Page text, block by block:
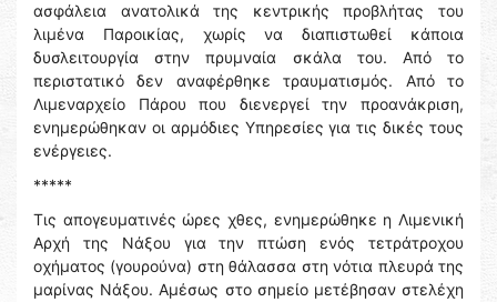
ασφάλεια ανατολικά της κεντρικής προβλήτας του
λιμένα Παροικίας, χωρίς να διαπιστωθεί κάποια
δυσλειτουργία στην πρυμναία σκάλα του. Από το
περιστατικό δεν αναφέρθηκε τραυματισμός. Από το
Λιμεναρχείο Πάρου που διενεργεί την προανάκριση,
ενημερώθηκαν οι αρμόδιες Υπηρεσίες για τις δικές τους
ενέργειες.
*****
Τις απογευματινές ώρες χθες, ενημερώθηκε η Λιμενική
Αρχή της Νάξου για την πτώση ενός τετράτροχου
οχήματος (γουρούνα) στη θάλασσα στη νότια πλευρά της
μαρίνας Νάξου. Αμέσως στο σημείο μετέβησαν στελέχη